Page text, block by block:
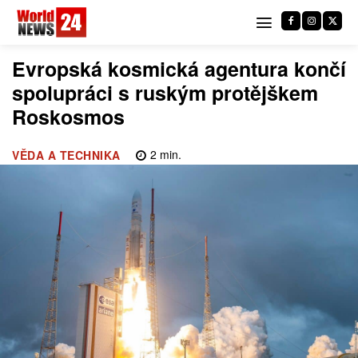
Evropská kosmická agentura končí
spolupráci s ruským protějškem
Roskosmos
VĚDA A TECHNIKA 2 min.